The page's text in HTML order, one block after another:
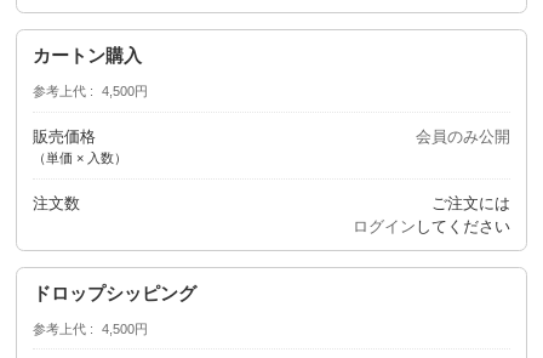
カートン購入
参考上代 4,500円
販売価格
（単価 × 入数）
会員のみ公開
注文数
ご注文には
ログイン してください
ドロップシッピング
参考上代 4,500円